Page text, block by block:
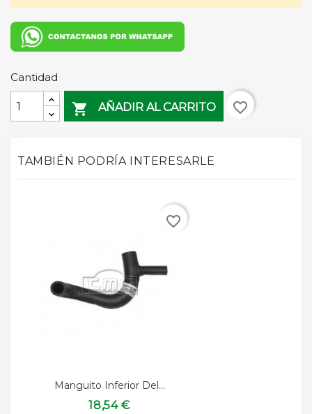
Cantidad
 AÑADIR AL CARRITO favorite_border
TAMBIÉN PODRÍA INTERESARLE
Manguito Inferior Del...
18,54 €
favorite_border